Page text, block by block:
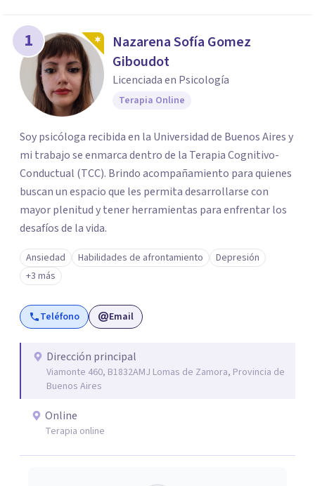
1
Nazarena Sofía Gomez
Giboudot
Licenciada en Psicología
Terapia Online
Soy psicóloga recibida en la Universidad de Buenos Aires y
mi trabajo se enmarca dentro de la Terapia Cognitivo-
Conductual (TCC). Brindo acompañamiento para quienes
buscan un espacio que les permita desarrollarse con
mayor plenitud y tener herramientas para enfrentar los
desafíos de la vida.
Ansiedad Habilidades de afrontamiento
Depresión
+3 más
Teléfono Email
Dirección principal
Viamonte 460, B1832AMJ Lomas de Zamora, Provincia de
Buenos Aires
Online
Terapia online